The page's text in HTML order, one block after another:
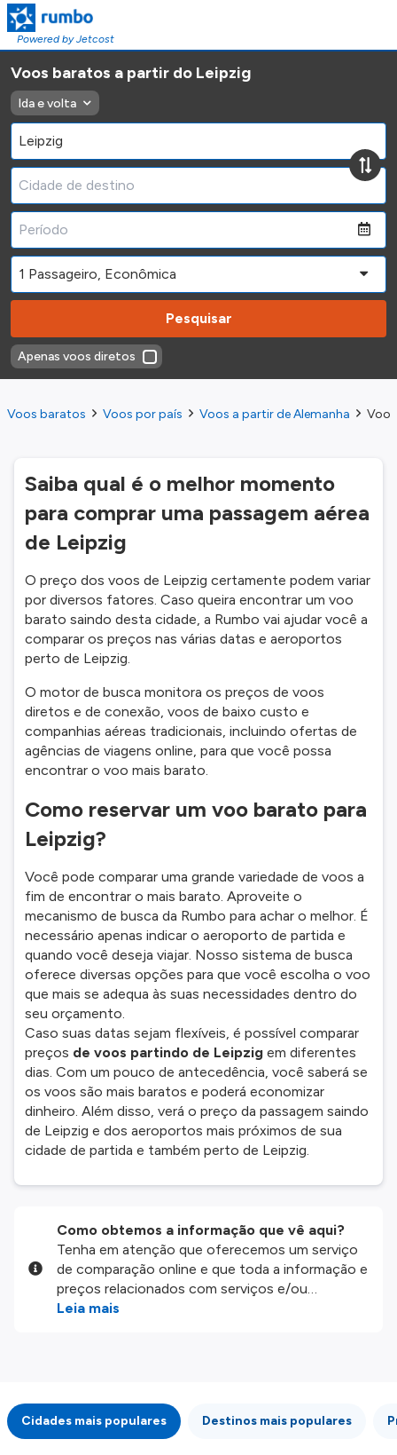
Powered by Jetcost
Voos baratos a partir do Leipzig
Ida e volta
Pesquisar
Apenas voos diretos
Voos baratos Voos por país Voos a partir de Alemanha
Saiba qual é o melhor momento
para comprar uma passagem aérea
de Leipzig
O preço dos voos de Leipzig certamente podem variar
por diversos fatores. Caso queira encontrar um voo
barato saindo desta cidade, a Rumbo vai ajudar você a
comparar os preços nas várias datas e aeroportos
perto de Leipzig.
O motor de busca monitora os preços de voos
diretos e de conexão, voos de baixo custo e
companhias aéreas tradicionais, incluindo ofertas de
agências de viagens online, para que você possa
encontrar o voo mais barato.
Como reservar um voo barato para
Leipzig?
Você pode comparar uma grande variedade de voos a
fim de encontrar o mais barato. Aproveite o
mecanismo de busca da Rumbo para achar o melhor. É
necessário apenas indicar o aeroporto de partida e
quando você deseja viajar. Nosso sistema de busca
oferece diversas opções para que você escolha o voo
que mais se adequa às suas necessidades dentro do
seu orçamento.
Caso suas datas sejam flexíveis, é possível comparar
preços de voos partindo de Leipzig em diferentes
dias. Com um pouco de antecedência, você saberá se
os voos são mais baratos e poderá economizar
dinheiro. Além disso, verá o preço da passagem saindo
de Leipzig e dos aeroportos mais próximos de sua
cidade de partida e também perto de Leipzig.
Como obtemos a informação que vê aqui?
Tenha em atenção que oferecemos um serviço
de comparação online e que toda a informação e
preços relacionados com serviços e/ou
produtos disponíveis no nosso website são
integridade ou pela precisão da informação
publicada, por isso verifique com atenção todas
as condições no website do parceiro antes de
Leia mais
Cidades mais populares Destinos mais populares